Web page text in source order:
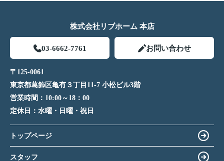
株式会社リブホーム 本店
03-6662-7761 お問い合わせ
〒125-0061
東京都葛飾区亀有３丁目11-7 小松ビル3階
営業時間： 10:00～18：00
定休日： 水曜・日曜・祝日
トップページ
スタッフ